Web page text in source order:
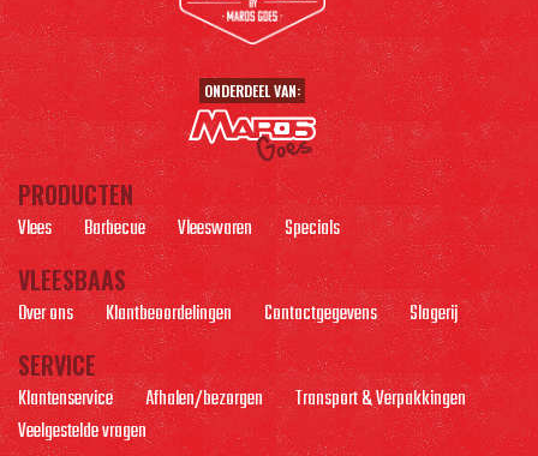
ONDERDEEL VAN:
PRODUCTEN
Vlees Barbecue Vleeswaren Specials
VLEESBAAS
Over ons Klantbeoordelingen Contactgegevens Slagerij
SERVICE
Klantenservice Afhalen/bezorgen
Transport & Verpakkingen
Veelgestelde vragen